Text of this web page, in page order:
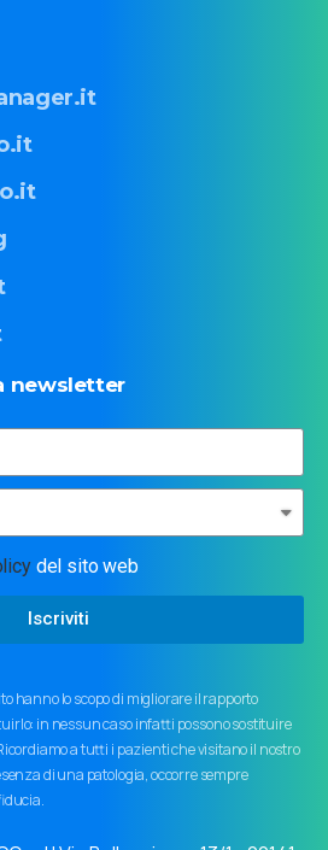
newsletter
del sito web
Iscriviti
hanno lo scopo di migliorare il rapporto
in nessun caso infatti possono sostituire
a tutti i pazienti che visitano il nostro
di una patologia, occorre sempre